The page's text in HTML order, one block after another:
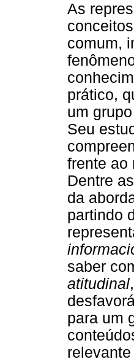
As
comum,
prático,
um
Seu
frente ao
Dentre
da
partindo
saber
atitudinal
para um